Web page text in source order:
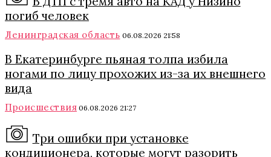
погиб человек
Ленинградская область 06.08.2026 21:58
В Екатеринбурге пьяная толпа избила
ногами по лицу прохожих из-за их внешнего
вида
Происшествия 06.08.2026 21:27
Три ошибки при установке
кондиционера, которые могут разорить